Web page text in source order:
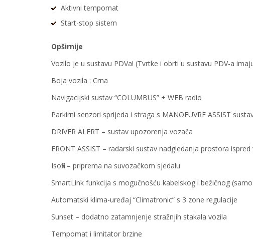
Aktivni tempomat
Start-stop sistem
Opširnije
Vozilo je u sustavu PDVa! (Tvrtke i obrti u sustavu PDV-a
Boja vozila : Crna
Navigacijski sustav “COLUMBUS” + WEB radio
Parkirni senzori sprijeda i straga s MANOEUVRE ASSIST
DRIVER ALERT – sustav upozorenja vozača
FRONT ASSIST – radarski sustav nadgledanja prostora ispred
Isofix – priprema na suvozačkom sjedalu
SmartLink funkcija s mogučnošću kabelskog i bežičnog
Automatski klima-uređaj “Climatronic” s 3 zone regulacije
Sunset – dodatno zatamnjenje stražnjih stakala vozila
Tempomat i limitator brzine